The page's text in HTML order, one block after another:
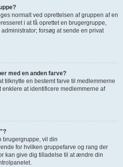
normalt ved oprettelsen af gruppen af en
i at få oprettet en brugergruppe,
forsøg at sende en privat
med en anden farve?
tilknytte en bestemt farve til medlemmerne
at identificere medlemmerne af
brugergruppe, vil din
for hvilken gruppefarve og rang der
kan give dig tilladelse til at ændre din